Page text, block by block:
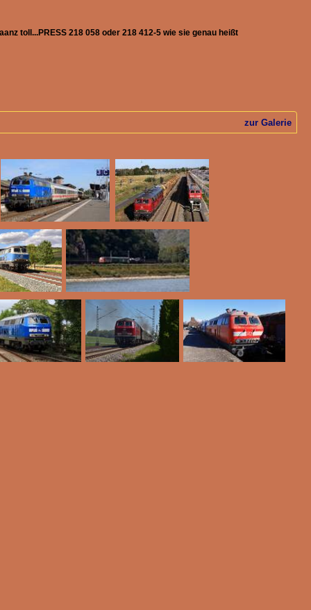
toll...PRESS 218 058 oder 218 412-5 wie sie genau heißt
zur Galerie